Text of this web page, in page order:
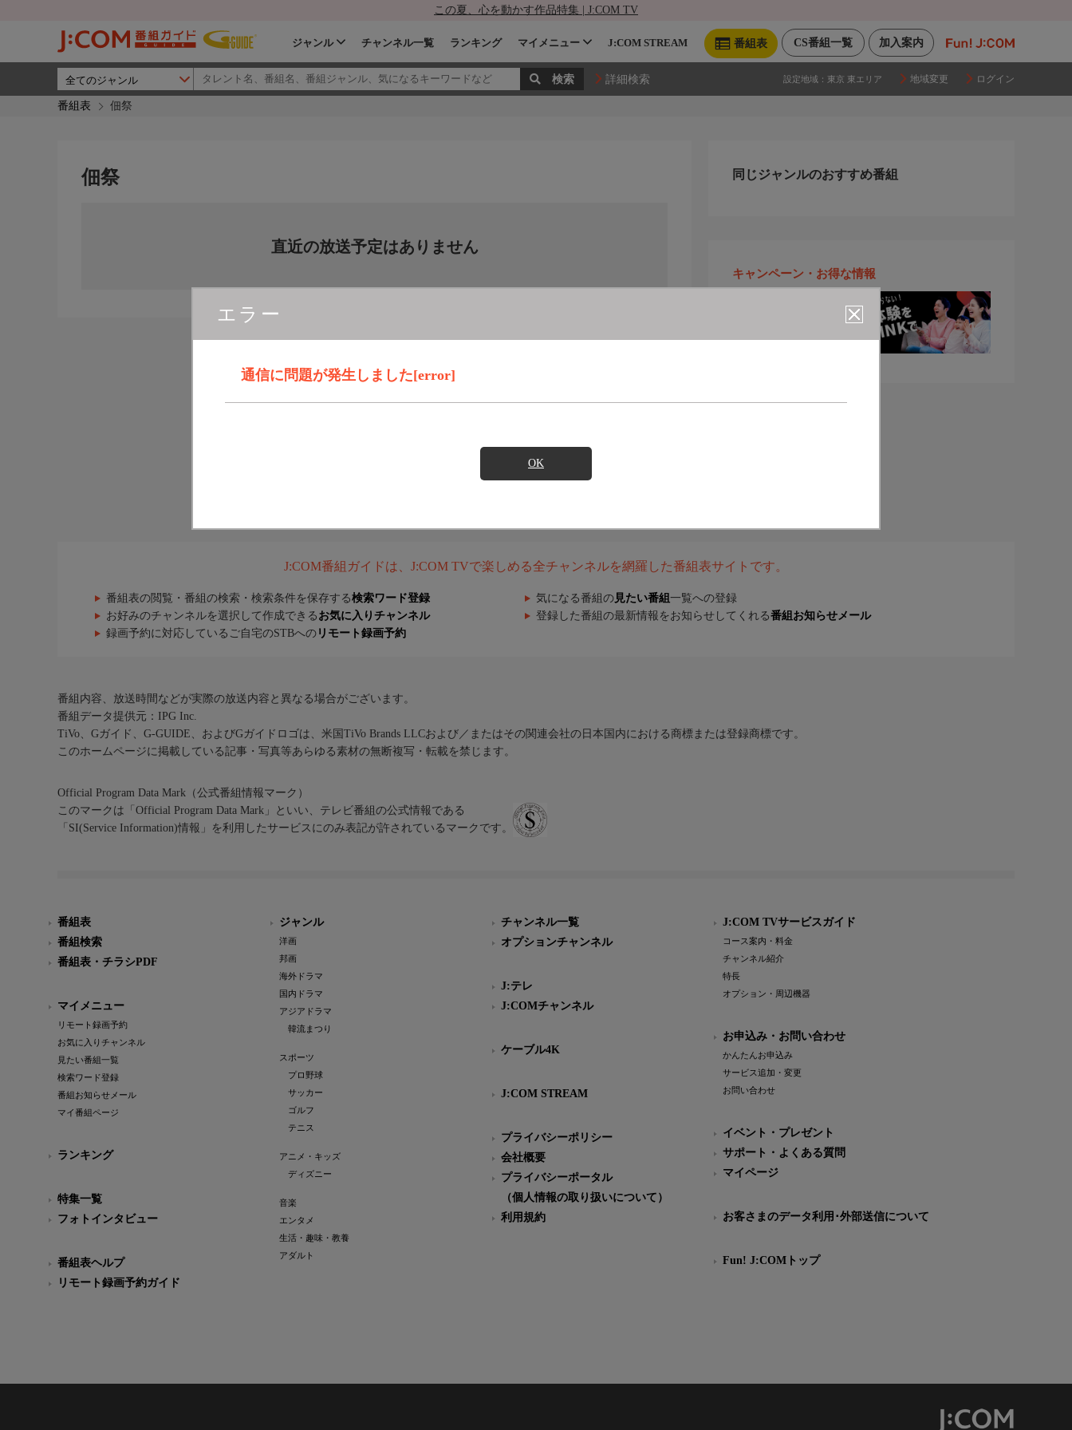
この夏、心を動かす作品特集 | J:COM TV
加入案内
CS番組一覧
番組表
ジャンル チャンネル一覧 ランキング マイメニュー J:COM STREAM
詳細検索 設定地域： 東京 東エリア 地域変更 ログイン
番組表 佃祭
エラー
通信に問題が発生しました[error]
OK
佃祭
直近の放送予定はありません
同じジャンルのおすすめ番組
キャンペーン・お得な情報
J:COM番組ガイドは、J:COM TVで楽しめる全チャンネルを網羅した番組表サイトです。
番組表の閲覧・番組の検索・検索条件を保存する検索ワード登録 気になる番組の 見たい番組 一覧への登録
お好みのチャンネルを選択して作成できる お気に入りチャンネル 登録した番組の最新情報をお知らせしてくれる番組お知らせメール
録画予約に対応しているご自宅のSTBへの リモート録画予約
番組内容、放送時間などが実際の放送内容と異なる場合がございます。
番組データ提供元：IPG Inc.
TiVo、Gガイド、G-GUIDE、およびGガイドロゴは、米国TiVo Brands LLCおよび／またはその関連会社の日本国内における商標または登録商標です。
このホームページに掲載している記事・写真等あらゆる素材の無断複写・転載を禁じます。
Official Program Data Mark（公式番組情報マーク）
このマークは「Official Program Data Mark」といい、テレビ番組の公式情報である
「SI(Service Information)情報」を利用したサービスにのみ表記が許されているマークです。
番組表
番組検索
番組表・チラシPDF
マイメニュー
リモート録画予約
お気に入りチャンネル
見たい番組一覧
検索ワード登録
番組お知らせメール
マイ番組ページ
ランキング
特集一覧
フォトインタビュー
番組表ヘルプ
リモート録画予約ガイド
ジャンル
洋画
邦画
海外ドラマ
国内ドラマ
アジアドラマ
韓流まつり
スポーツ
プロ野球
サッカー
ゴルフ
テニス
アニメ・キッズ
ディズニー
音楽
エンタメ
生活・趣味・教養
アダルト
チャンネル一覧
オプションチャンネル
J:テレ
J:COMチャンネル
ケーブル4K
J:COM STREAM
プライバシーポリシー
会社概要
プライバシーポータル
（個人情報の取り扱いについて）
利用規約
J:COM TVサービスガイド
コース案内・料金
チャンネル紹介
特長
オプション・周辺機器
お申込み・お問い合わせ
かんたんお申込み
サービス追加・変更
お問い合わせ
イベント・プレゼント
サポート・よくある質問
マイページ
お客さまのデータ利用･外部送信について
Fun! J:COMトップ